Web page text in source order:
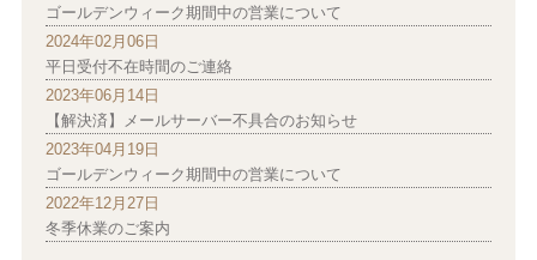
ゴールデンウィーク期間中の営業について
2024年02月06日
平日受付不在時間のご連絡
2023年06月14日
【解決済】メールサーバー不具合のお知らせ
2023年04月19日
ゴールデンウィーク期間中の営業について
2022年12月27日
冬季休業のご案内